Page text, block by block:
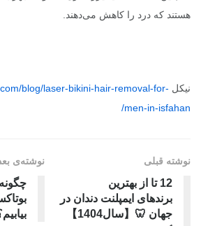
هستند که درد را کاهش می‌دهند.
نیکل blog/laser-bikini-hair-removal-for-
men-in-isfahan/
نوشته قبلی
12 تا از بهترین
برندهای ایمپلنت دندان در
جهان 🦷【سال1404】
نوشته‌ی